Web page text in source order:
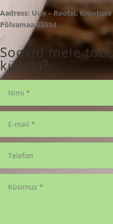
Aadress: Uue – Rootsi,
Põlvamaa 63514
Soovid meie
küsida?